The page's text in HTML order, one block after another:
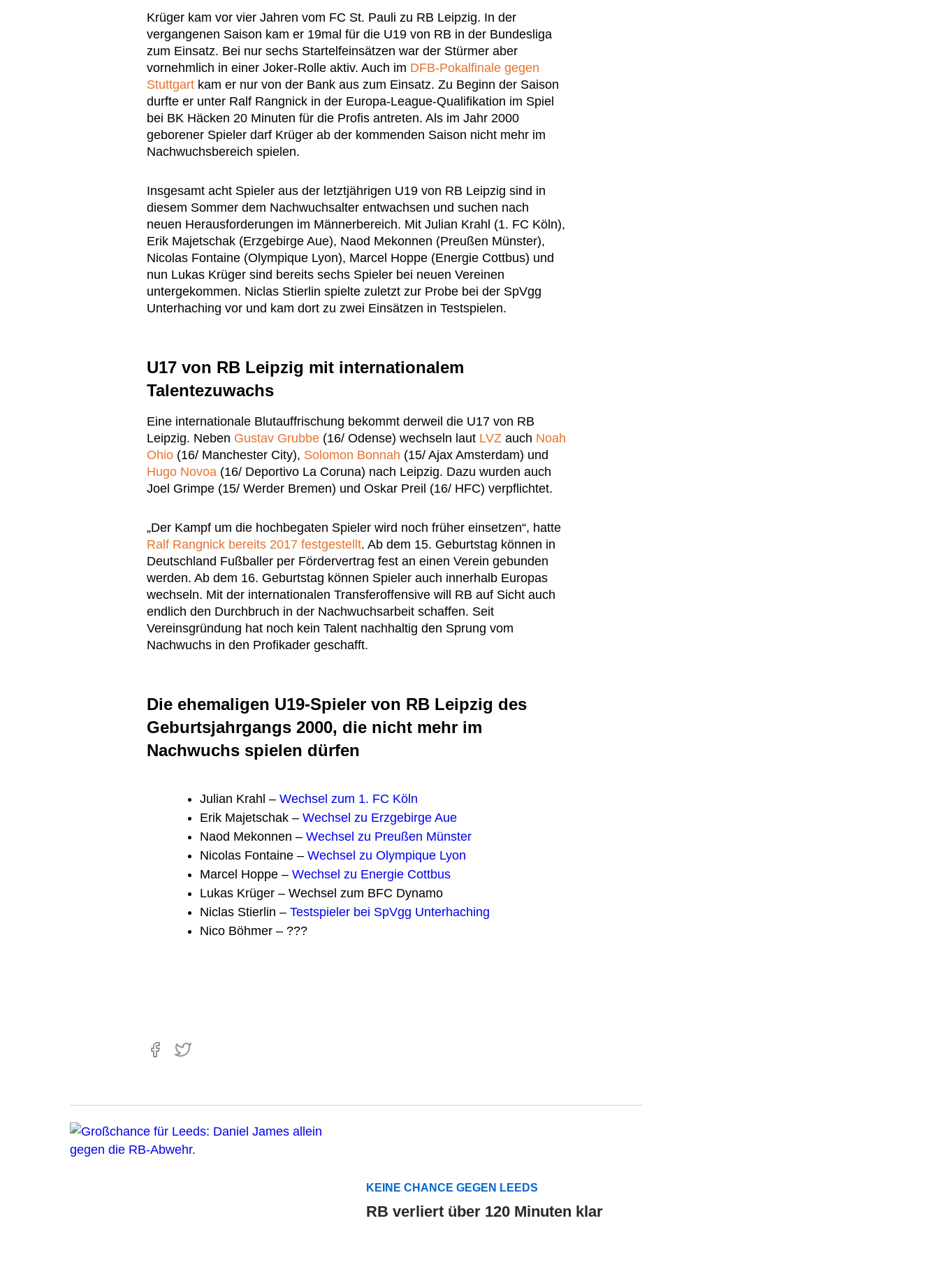
Krüger kam vor vier Jahren vom FC St. Pauli zu RB Leipzig. In der
vergangenen Saison kam er 19mal für die U19 von RB in der Bundesliga
zum Einsatz. Bei nur sechs Startelfeinsätzen war der Stürmer aber
vornehmlich in einer Joker-Rolle aktiv. Auch im DFB-Pokalfinale gegen
Stuttgart kam er nur von der Bank aus zum Einsatz. Zu Beginn der Saison
durfte er unter Ralf Rangnick in der Europa-League-Qualifikation im Spiel
bei BK Häcken 20 Minuten für die Profis antreten. Als im Jahr 2000
geborener Spieler darf Krüger ab der kommenden Saison nicht mehr im
Nachwuchsbereich spielen.
Insgesamt acht Spieler aus der letztjährigen U19 von RB Leipzig sind in
diesem Sommer dem Nachwuchsalter entwachsen und suchen nach
neuen Herausforderungen im Männerbereich. Mit Julian Krahl (1. FC Köln),
Erik Majetschak (Erzgebirge Aue), Naod Mekonnen (Preußen Münster),
Nicolas Fontaine (Olympique Lyon), Marcel Hoppe (Energie Cottbus) und
nun Lukas Krüger sind bereits sechs Spieler bei neuen Vereinen
untergekommen. Niclas Stierlin spielte zuletzt zur Probe bei der SpVgg
Unterhaching vor und kam dort zu zwei Einsätzen in Testspielen.
U17 von RB Leipzig mit internationalem
Talentezuwachs
Eine internationale Blutauffrischung bekommt derweil die U17 von RB
Leipzig. Neben Gustav Grubbe (16/ Odense) wechseln laut LVZ auch Noah
Ohio (16/ Manchester City), Solomon Bonnah (15/ Ajax Amsterdam) und
Hugo Novoa (16/ Deportivo La Coruna) nach Leipzig. Dazu wurden auch
Joel Grimpe (15/ Werder Bremen) und Oskar Preil (16/ HFC) verpflichtet.
„Der Kampf um die hochbegaten Spieler wird noch früher einsetzen“, hatte
Ralf Rangnick bereits 2017 festgestellt. Ab dem 15. Geburtstag können in
Deutschland Fußballer per Fördervertrag fest an einen Verein gebunden
werden. Ab dem 16. Geburtstag können Spieler auch innerhalb Europas
wechseln. Mit der internationalen Transferoffensive will RB auf Sicht auch
endlich den Durchbruch in der Nachwuchsarbeit schaffen. Seit
Vereinsgründung hat noch kein Talent nachhaltig den Sprung vom
Nachwuchs in den Profikader geschafft.
Die ehemaligen U19-Spieler von RB Leipzig des
Geburtsjahrgangs 2000, die nicht mehr im
Nachwuchs spielen dürfen
Julian Krahl – Wechsel zum 1. FC Köln
Erik Majetschak – Wechsel zu Erzgebirge Aue
Naod Mekonnen – Wechsel zu Preußen Münster
Nicolas Fontaine – Wechsel zu Olympique Lyon
Marcel Hoppe – Wechsel zu Energie Cottbus
Lukas Krüger – Wechsel zum BFC Dynamo
Niclas Stierlin – Testspieler bei SpVgg Unterhaching
Nico Böhmer – ???
KEINE CHANCE GEGEN LEEDS
RB verliert über 120 Minuten klar